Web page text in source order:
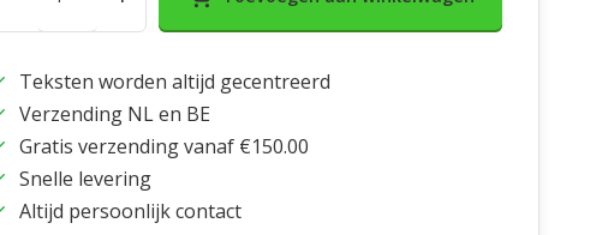
Teksten worden altijd gecentreerd
Verzending NL en BE
Gratis verzending vanaf €150.00
Snelle levering
Altijd persoonlijk contact